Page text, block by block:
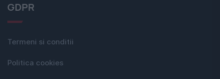
GDPR
Termeni si conditii
Politica cookies